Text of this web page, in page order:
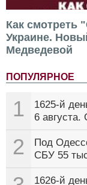
Как смотреть
Украине.
Медведевой
ПОПУЛЯРНОЕ
1
1625-й
6 августа.
2
Под
СБУ 55
1626-й